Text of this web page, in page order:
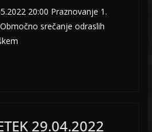
20:00 Praznovanje 1.
srečanje odraslih
29.04.2022